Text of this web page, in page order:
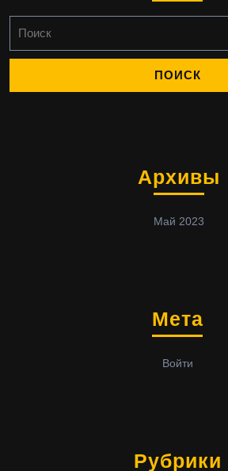
Архивы
Май 2023
Мета
Войти
Рубрики